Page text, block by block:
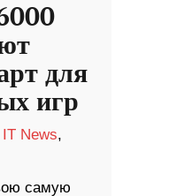
для
игр
IT News,
самую